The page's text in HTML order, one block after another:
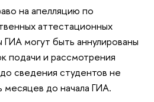
на апелляцию по
аттестационных
ГИА могут быть аннулированы
подачи и рассмотрения
сведения студентов не
до начала ГИА.